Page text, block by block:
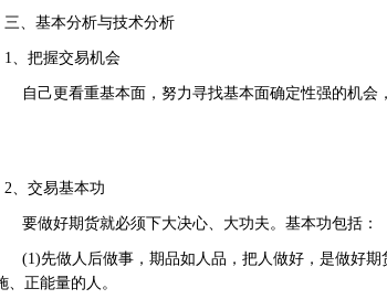
三、基本分析与技术分析
1、把握交易机会
自己更看重基本面，努力寻找基本面确定性强的机会
2、交易基本功
要做好期货就必须下大决心、大功夫。基本功包括：
(1)先做人后做事，期品如人品，把人做好，是做好
、正能量的人。